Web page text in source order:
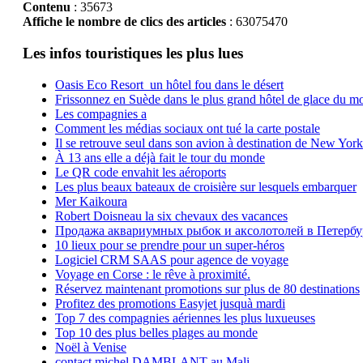
Contenu : 35673
Affiche le nombre de clics des articles: 63075470
Les infos touristiques les plus lues
Oasis Eco Resort un hôtel fou dans le désert
Frissonnez en Suède dans le plus grand hôtel de glace du
Les compagnies a
Comment les médias sociaux ont tué la carte postale
Il se retrouve seul dans son avion à destination de New York
À 13 ans elle a déjà fait le tour du monde
Le QR code envahit les aéroports
Les plus beaux bateaux de croisière sur lesquels embarquer
Mer Kaikoura
Robert Doisneau la six chevaux des vacances
Продажа аквариумных рыбок и аксолотолей в
10 lieux pour se prendre pour un super-héros
Logiciel CRM SAAS pour agence de voyage
Voyage en Corse : le rêve à proximité.
Réservez maintenant promotions sur plus de 80 destinations
Profitez des promotions Easyjet jusquà mardi
Top 7 des compagnies aériennes les plus luxueuses
Top 10 des plus belles plages au monde
Noël à Venise